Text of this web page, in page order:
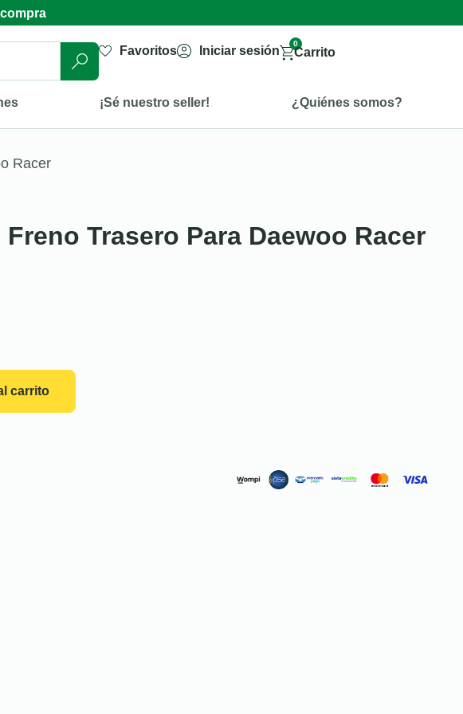
Favoritos Iniciar sesión
0
Carrito
¡Sé nuestro seller! ¿Quiénes somos?
Racer
Freno Trasero Para Daewoo Racer
carrito